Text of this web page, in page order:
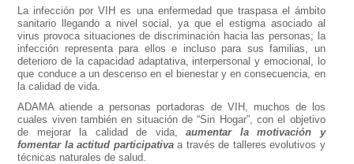
La infección por VIH es una enfermedad que traspasa el ámbito
sanitario llegando a nivel social, ya que el estigma asociado al
virus provoca situaciones de discriminación hacia las personas; la
infección representa para ellos e incluso para sus familias, un
deterioro de la capacidad adaptativa, interpersonal y emocional, lo
que conduce a un descenso en el bienestar y en consecuencia, en
la calidad de vida.
ADAMA atiende a personas portadoras de VIH, muchos de los
cuales viven también en situación de “Sin Hogar”, con el objetivo
de mejorar la calidad de vida,aumentar la motivación y
fomentar la actitud participativaa través de talleres evolutivos y
técnicas naturales de salud.